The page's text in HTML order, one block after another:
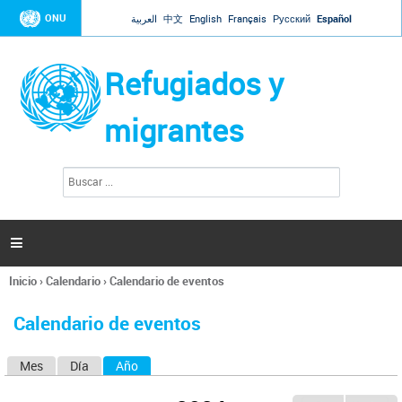
Jump to navigation
ONU العربية 中文 English Français Русский Español
Refugiados y
migrantes
l
s

Se
usted
Inicio›Calendario›Calendario de eventos
Calendario de eventos
Mes Día Año